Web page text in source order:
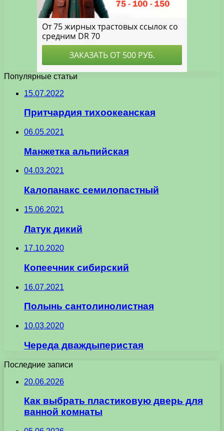
Популярные статьи
15.07.2022
Притчардия тихоокеанская
06.05.2021
Манжетка альпийская
04.03.2021
Калопанакс семилопастный
15.06.2021
Латук дикий
17.10.2020
Копеечник сибирский
16.07.2021
Полынь сантолинолистная
10.03.2020
Череда дваждыперистая
Последние записи
20.06.2026
Как выбрать пластиковую дверь для
ванной комнаты